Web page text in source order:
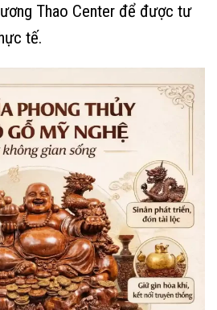
Thao Center để được tư
tế.